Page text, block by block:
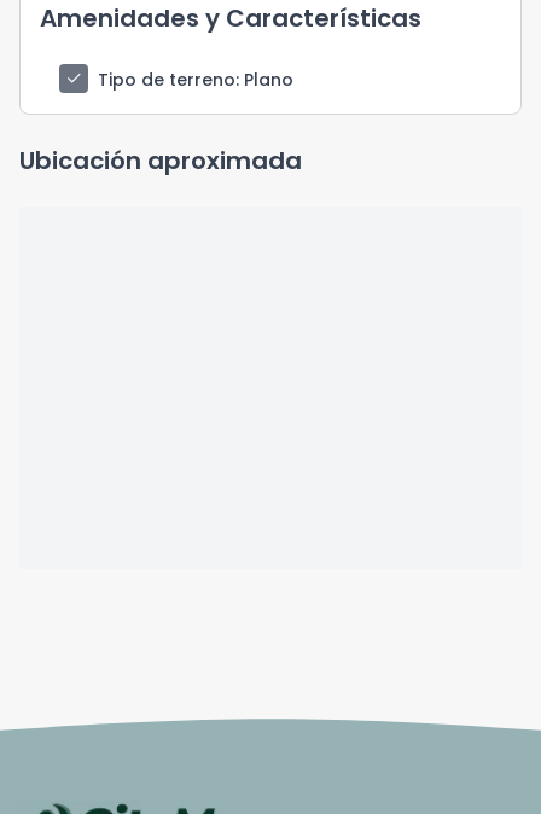
Amenidades y Características
check Tipo de terreno: Plano
Ubicación aproximada